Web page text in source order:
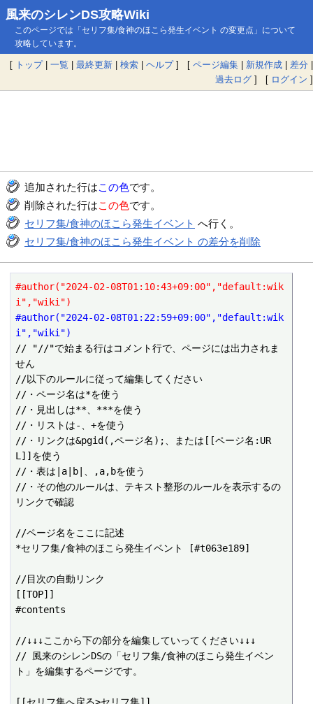
風来のシレンDS攻略Wiki
このページでは「セリフ集/食神のほこら発生イベント の変更点」について
攻略しています。
[ トップ| 一覧 | 最終更新 | 検索 | ヘルプ] [ ページ編集 | 新規作成 | 差分 |
過去ログ ] [ ログイン ]
追加された行はこの色です。
削除された行はこの色です。
セリフ集/食神のほこら発生イベント へ行く。
セリフ集/食神のほこら発生イベント の差分を削除
#author("2024-02-08T01:10:43+09:00","default:wik
i","wiki")
#author("2024-02-08T01:22:59+09:00","default:wik
i","wiki")
// "//"で始まる行はコメント行で、ページには出力されま
せん
//以下のルールに従って編集してください
//・ページ名は*を使う
//・見出しは**、***を使う
//・リストは-、+を使う
//・リンクは&pgid(,ページ名);、または[[ページ名:UR
L]]を使う
//・表は|a|b|、,a,bを使う
//・その他のルールは、テキスト整形のルールを表示するの
リンクで確認
//ページ名をここに記述
*セリフ集/食神のほこら発生イベント [#t063e189]
//目次の自動リンク
[[TOP]]
#contents
//↓↓↓ここから下の部分を編集していってください↓↓↓
// 風来のシレンDSの「セリフ集/食神のほこら発生イベン
ト」を編集するページです。
[[セリフ集へ戻る>セリフ集]]